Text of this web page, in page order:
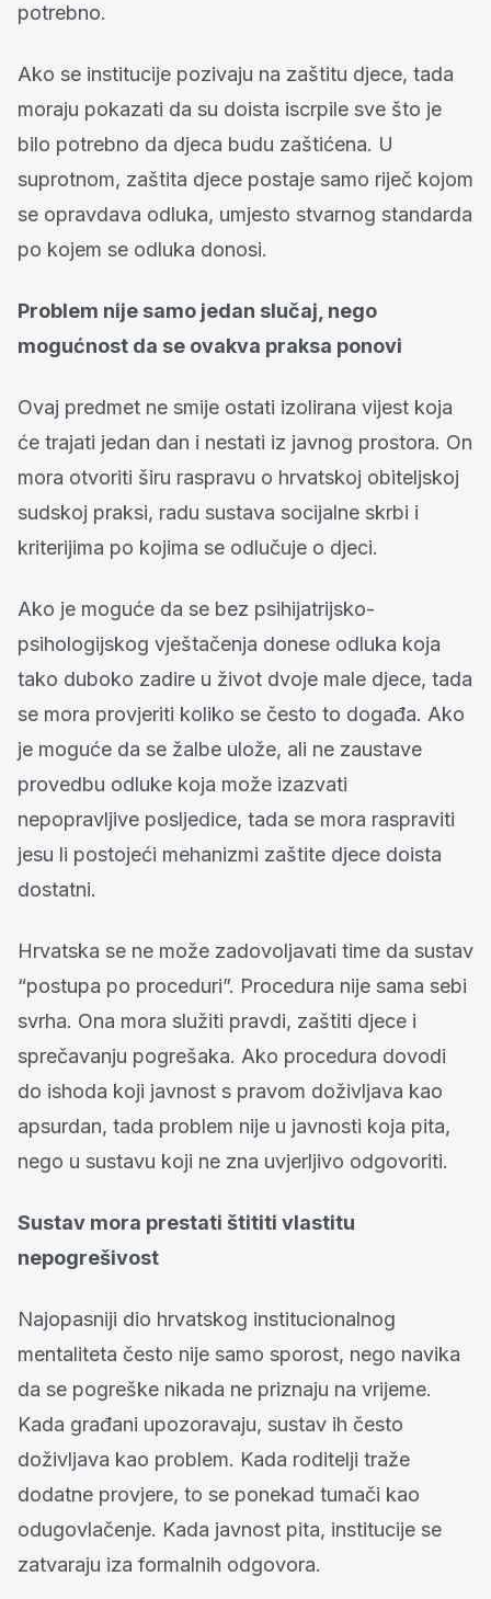
potrebno.
Ako se institucije pozivaju na zaštitu djece, tada
moraju pokazati da su doista iscrpile sve što je
bilo potrebno da djeca budu zaštićena. U
suprotnom, zaštita djece postaje samo riječ kojom
se opravdava odluka, umjesto stvarnog standarda
po kojem se odluka donosi.
Problem nije samo jedan slučaj, nego
mogućnost da se ovakva praksa ponovi
Ovaj predmet ne smije ostati izolirana vijest koja
će trajati jedan dan i nestati iz javnog prostora. On
mora otvoriti širu raspravu o hrvatskoj obiteljskoj
sudskoj praksi, radu sustava socijalne skrbi i
kriterijima po kojima se odlučuje o djeci.
Ako je moguće da se bez psihijatrijsko-
psihologijskog vještačenja donese odluka koja
tako duboko zadire u život dvoje male djece, tada
se mora provjeriti koliko se često to događa. Ako
je moguće da se žalbe ulože, ali ne zaustave
provedbu odluke koja može izazvati
nepopravljive posljedice, tada se mora raspraviti
jesu li postojeći mehanizmi zaštite djece doista
dostatni.
Hrvatska se ne može zadovoljavati time da sustav
“postupa po proceduri”. Procedura nije sama sebi
svrha. Ona mora služiti pravdi, zaštiti djece i
sprečavanju pogrešaka. Ako procedura dovodi
do ishoda koji javnost s pravom doživljava kao
apsurdan, tada problem nije u javnosti koja pita,
nego u sustavu koji ne zna uvjerljivo odgovoriti.
Sustav mora prestati štititi vlastitu
nepogrešivost
Najopasniji dio hrvatskog institucionalnog
mentaliteta često nije samo sporost, nego navika
da se pogreške nikada ne priznaju na vrijeme.
Kada građani upozoravaju, sustav ih često
doživljava kao problem. Kada roditelji traže
dodatne provjere, to se ponekad tumači kao
odugovlačenje. Kada javnost pita, institucije se
zatvaraju iza formalnih odgovora.